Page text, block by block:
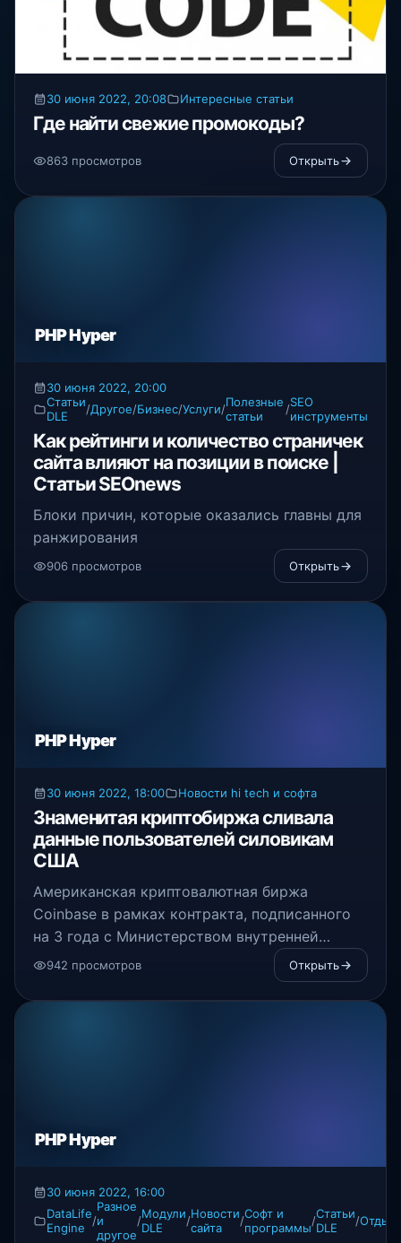
30 июня 2022, 20:08 Интересные статьи
Где найти свежие промокоды?
863 просмотров Открыть
PHP Hyper
30 июня 2022, 20:00
Статьи
DLE
/Другое/Бизнес/Услуги/Полезные
статьи
/SEO
инструменты
Как рейтинги и количество страничек
сайта влияют на позиции в поиске |
Статьи SEOnews
Блоки причин, которые оказались главны для
ранжирования
906 просмотров Открыть
PHP Hyper
30 июня 2022, 18:00 Новости hi tech и софта
Знаменитая криптобиржа сливала
данные пользователей силовикам
США
Американская криптовалютная биржа
Coinbase в рамках контракта, подписанного
на 3 года с Министерством внутренней
безопасности США, сливала данные
942 просмотров Открыть
PHP Hyper
30 июня 2022, 16:00
DataLife
Engine
/
Разное
и
другое
/Модули
DLE
/Новости
сайта
/Софт и
программы/Статьи
DLE
/Отдых